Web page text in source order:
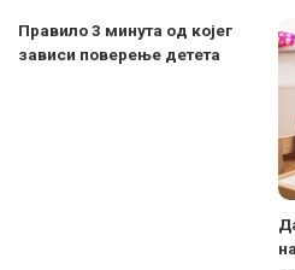
Правило 3 минута од којег
зависи поверење детета